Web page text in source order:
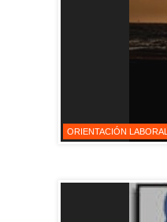
ORIENTACIÓN LABORAL